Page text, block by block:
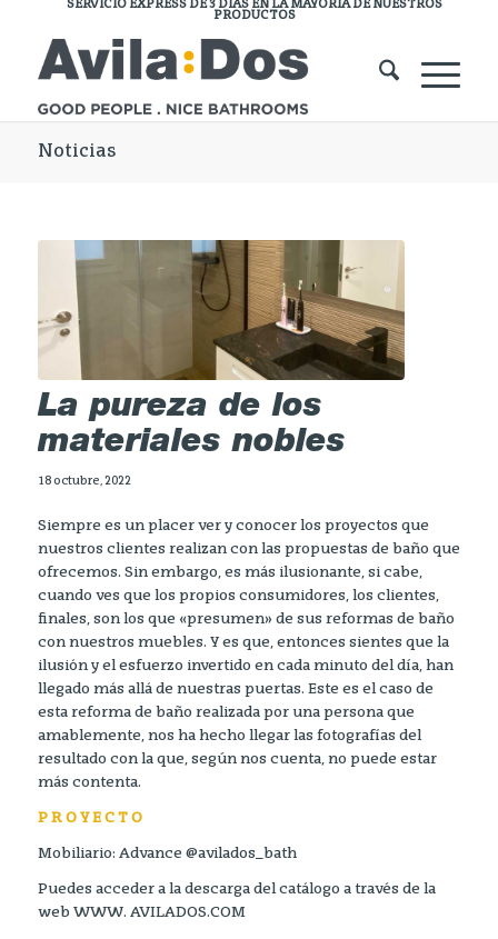
SERVICIO EXPRESS DE 3 DÍAS EN LA MAYORÍA DE NUESTROS
PRODUCTOS
Noticias
La pureza de los
materiales nobles
18 octubre, 2022
Siempre es un placer ver y conocer los proyectos que
nuestros clientes realizan con las propuestas de baño que
ofrecemos. Sin embargo, es más ilusionante, si cabe,
cuando ves que los propios consumidores, los clientes,
finales, son los que «presumen» de sus reformas de baño
con nuestros muebles. Y es que, entonces sientes que la
ilusión y el esfuerzo invertido en cada minuto del día, han
llegado más allá de nuestras puertas. Este es el caso de
esta reforma de baño realizada por una persona que
amablemente, nos ha hecho llegar las fotografías del
resultado con la que, según nos cuenta, no puede estar
más contenta.
P R O Y E C T O
Mobiliario: Advance @avilados_bath
Puedes acceder a la descarga del catálogo a través de la
web WWW. AVILADOS.COM